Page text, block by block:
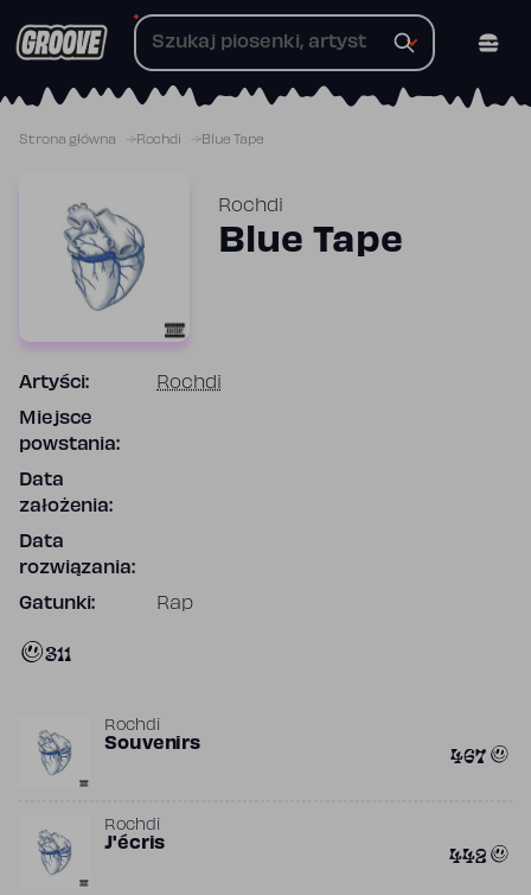
do
Strona główna Rochdi Blue Tape
Rochdi
Blue Tape
Artyści: Rochdi
Miejsce
powstania:
Data
założenia:
Data
rozwiązania:
Gatunki: Rap
311
Rochdi
Souvenirs 467
Rochdi
J'écris 442